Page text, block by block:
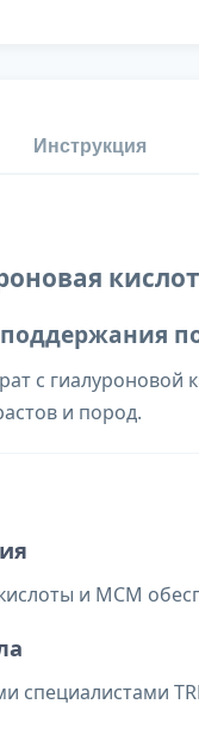
Инструкция
с
и пород.
и МСМ
специалистами